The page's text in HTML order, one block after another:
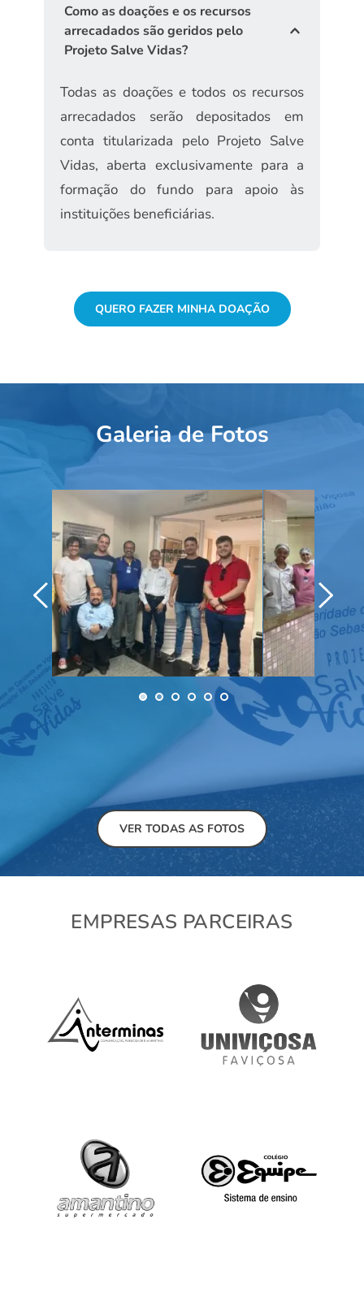
estipulado para pagamento.
de Carvalho, 329, Calçadinho).
José Paulo: (31) 9 8631-0013
José Geraldo: (31) 9 8789-0988
Como as doações e os recursos
arrecadados são geridos pelo
Projeto Salve Vidas?
Todas as doações e todos os recursos
arrecadados serão depositados em
conta titularizada pelo Projeto Salve
Vidas, aberta exclusivamente para a
formação do fundo para apoio às
instituições beneficiárias.
QUERO FAZER MINHA DOAÇÃO
Galeria de Fotos
VER TODAS AS FOTOS
EMPRESAS PARCEIRAS